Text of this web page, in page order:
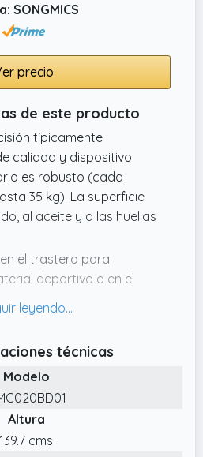
sino que también
elegancia a cualquier
su diseño
facilita la
objeto.
SONGMICS
precio
de este producto
típicamente
calidad y dispositivo
es robusto (cada
35 kg). La superficie
al aceite y a las huellas
el trastero para
deportivo o en el
metálico se adapta a
al alcance de la mano
a los orificios
y a los
de forma clara, el
puede montarse por una
técnicas
Modelo
Altura
139.7 cms